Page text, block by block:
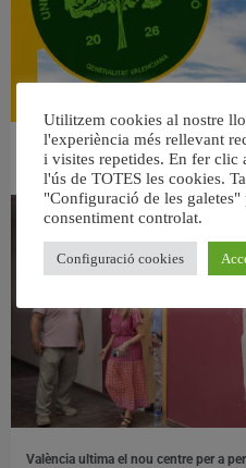
👀 Una mirada atenta
31
València ultima el nou centre per a
Utilitzem cookies al nostre
l'experiència més rellevant
i visites repetides. En fer clic
l'ús de TOTES les cookies.
"Configuració de les
consentiment controlat.
Configuració cookies